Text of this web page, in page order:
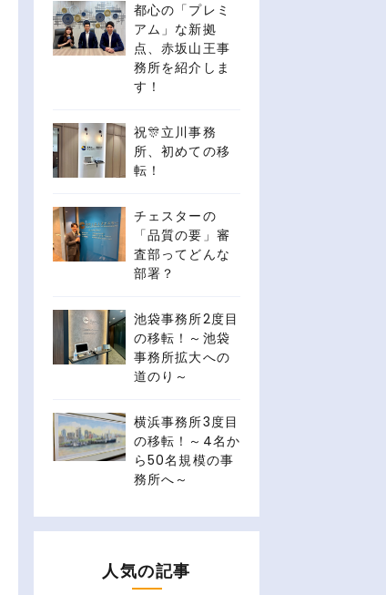
都心の「プレミ
アム」な新拠
点、赤坂山王事
務所を紹介しま
す！
祝🎊立川事務
所、初めての移
転！
チェスターの
「品質の要」審
査部ってどんな
部署？
池袋事務所2度目
の移転！～池袋
事務所拡大への
道のり～
横浜事務所3度目
の移転！～4名か
ら50名規模の事
務所へ～
人気の記事